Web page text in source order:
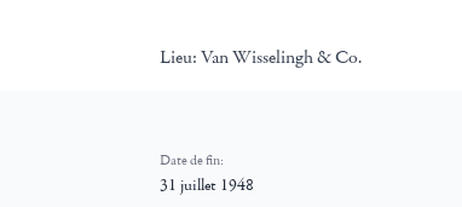
Lieu: Van Wisselingh & Co.
Date de fin:
31 juillet 1948